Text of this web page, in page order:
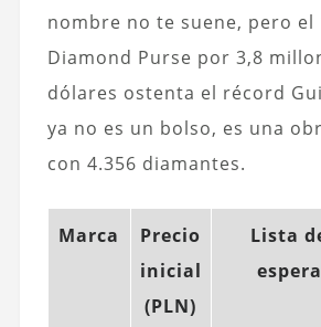
nombre no te suene, pero el
Diamond Purse por 3,8
dólares ostenta el récord
ya no es un bolso, es una
con 4.356 diamantes.
Marca
Precio
inicial
(PLN)
Lista
espera